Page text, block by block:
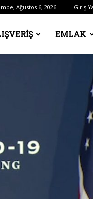
Ağustos 6, 2026 Giriş
EMLAK